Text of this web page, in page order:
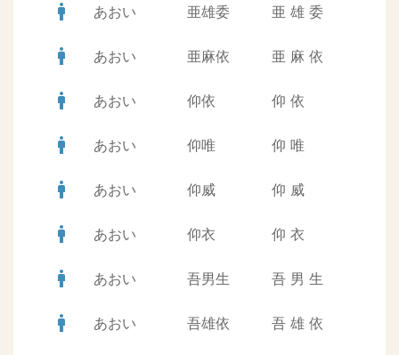
man あおい 亜雄委 亜 雄 委
man あおい 亜麻依 亜 麻 依
man あおい 仰依 仰 依
man あおい 仰唯 仰 唯
man あおい 仰威 仰 威
man あおい 仰衣 仰 衣
man あおい 吾男生 吾 男 生
man あおい 吾雄依 吾 雄 依